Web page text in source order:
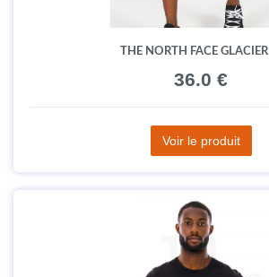
THE NORTH FACE
36.0 €
Voir le produit